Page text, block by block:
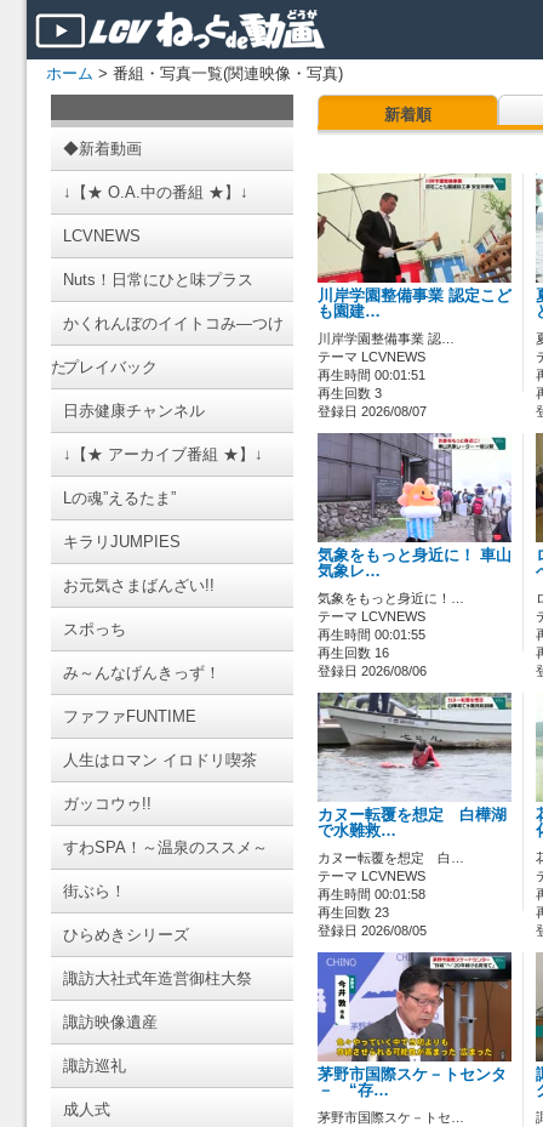
ホーム > 番組・写真一覧(関連映像・写真)
◆新着動画
↓【★ O.A.中の番組 ★】↓
LCVNEWS
Nuts！日常にひと味プラス
かくれんぼのイイトコみ―つけ
たプレイバック
日赤健康チャンネル
↓【★ アーカイブ番組 ★】↓
Lの魂”えるたま”
キラリJUMPIES
お元気さまばんざい!!
スポっち
み～んなげんきっず！
ファファFUNTIME
人生はロマン イロドリ喫茶
ガッコウゥ!!
すわSPA！～温泉のススメ～
街ぶら！
ひらめきシリーズ
諏訪大社式年造営御柱大祭
諏訪映像遺産
諏訪巡礼
成人式
新着順
川岸学園整備事業 認定こど
も園建…
川岸学園整備事業 認…
テーマ LCVNEWS
再生時間 00:01:51
再生回数 3
登録日 2026/08/07
気象をもっと身近に！ 車山
気象レ…
気象をもっと身近に！…
テーマ LCVNEWS
再生時間 00:01:55
再生回数 16
登録日 2026/08/06
カヌー転覆を想定 白樺湖
で水難救…
カヌー転覆を想定 白…
テーマ LCVNEWS
再生時間 00:01:58
再生回数 23
登録日 2026/08/05
茅野市国際スケ－トセンタ
－ “存…
茅野市国際スケ－トセ…